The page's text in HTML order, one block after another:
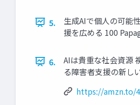
5.
生成AIで個人の可能
援を広める 100
6.
AIは貴重な社会資源
る障害者支援の新し
https://amzn.to/